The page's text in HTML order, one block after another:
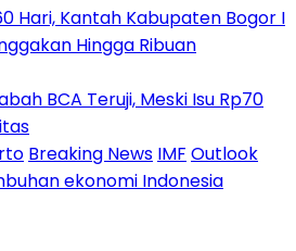
Hari, Kantah Kabupaten Bogor I
Hingga Ribuan
BCA Teruji, Meski Isu Rp70
Breaking News IMF Outlook
ekonomi Indonesia